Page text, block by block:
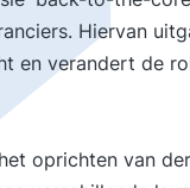
Hiervan
en verandert de
oprichten van